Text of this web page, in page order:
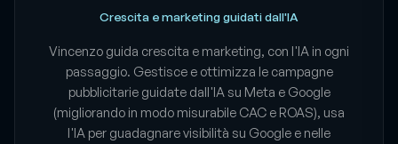
Crescita e marketing guidati dall'IA
Vincenzo guida crescita e marketing, con l'IA in ogni
passaggio. Gestisce e ottimizza le campagne
pubblicitarie guidate dall'IA su Meta e Google
(migliorando in modo misurabile CAC e ROAS), usa
l'IA per guadagnare visibilità su Google e nelle